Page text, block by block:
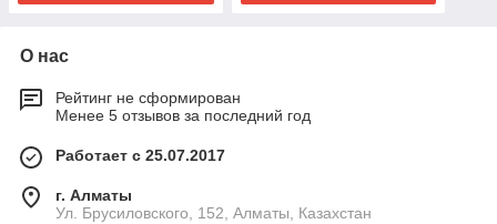
О нас
Рейтинг не сформирован
Менее 5 отзывов за последний год
Работает с 25.07.2017
г. Алматы
Ул. Брусиловского, 152, Алматы, Казахстан